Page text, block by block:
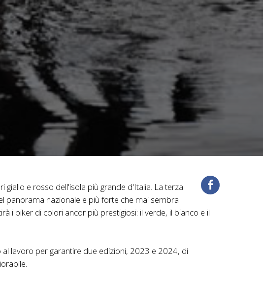
giallo e rosso dell'isola più grande d'Italia. La terza
panorama nazionale e più forte che mai sembra
i biker di colori ancor più prestigiosi: il verde, il bianco e il
lavoro per garantire due edizioni, 2023 e 2024, di